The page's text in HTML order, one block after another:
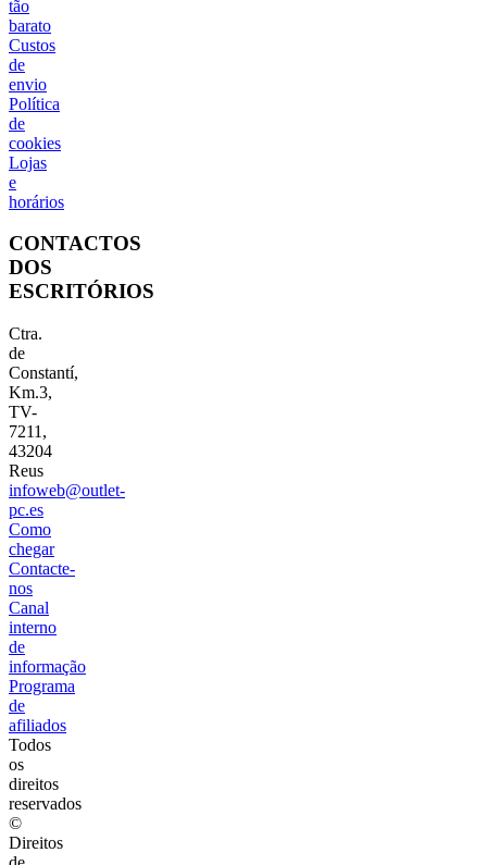
tão
barato
Custos
de
envio
Política
de
cookies
Lojas
e
horários
CONTACTOS
DOS
ESCRITÓRIOS
Ctra.
de
Constantí,
Km.3,
TV-
7211,
43204
Reus
infoweb@outlet-
pc.es
Como
chegar
Contacte-
nos
Canal
interno
de
informação
Programa
de
afiliados
Todos
os
direitos
reservados
©
Direitos